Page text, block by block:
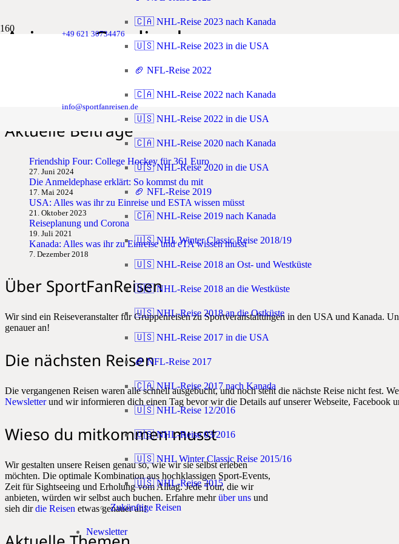
+49 621 30734476
info@sportfanreisen.de
🇨🇦 NHL-Reise 2023 nach Kanada
🇺🇸 NHL-Reise 2023 in die USA
🏈 NFL-Reise 2022
🇨🇦 NHL-Reise 2022 nach Kanada
🇺🇸 NHL-Reise 2022 in die USA
🇨🇦 NHL-Reise 2020 nach Kanada
🇺🇸 NHL-Reise 2020 in die USA
🏈 NFL-Reise 2019
🇨🇦 NHL-Reise 2019 nach Kanada
🇺🇸 NHL Winter Classic Reise 2018/19
🇺🇸 NHL-Reise 2018 an Ost- und Westküste
🇺🇸 NHL-Reise 2018 an die Westküste
🇺🇸 NHL-Reise 2018 an die Ostküste
🇺🇸 NHL-Reise 2017 in die USA
🏈 NFL-Reise 2017
🇨🇦 NHL-Reise 2017 nach Kanada
🇺🇸 NHL-Reise 12/2016
🇺🇸 NHL-Reise 03/2016
🇺🇸 NHL Winter Classic Reise 2015/16
🇺🇸 NHL-Reise 2015
Zukünftige Reisen
Newsletter
Arizona Cardinals
NFL-Reise 2022 nach Los Angeles, Arizona und Las Vegas
Aktuelle Beiträge
Friendship Four: College Hockey für 361 Euro
27. Juni 2024
Die Anmeldephase erklärt: So kommst du mit
17. Mai 2024
USA: Alles was ihr zu Einreise und ESTA wissen müsst
21. Oktober 2023
Reiseplanung und Corona
19. Juli 2021
Kanada: Alles was ihr zu Einreise und eTA wissen müsst
7. Dezember 2018
Über SportFanReisen
Wir sind ein Reiseveranstalter für Gruppenreisen zu Sportveranstaltungen in den USA und Kanada.
genauer an!
Die nächsten Reisen
Die vergangenen Reisen waren alle schnell ausgebucht, und noch steht die nächste Reise nicht fest.
Newsletterund wir informieren dich einen Tag bevor wir die Details auf unserer Webseite, Facebook
Wieso du mitkommen musst
Wir gestalten unsere Reisen genau so, wie wir sie selbst erleben
möchten. Die optimale Kombination aus hochklassigen Sport-Events,
Zeit für Sightseeing und Erholung vom Alltag. Jede Tour, die wir
anbieten, würden wir selbst auch buchen. Erfahre mehrüber uns und
sieh dirdie Reisen etwas genauer an!